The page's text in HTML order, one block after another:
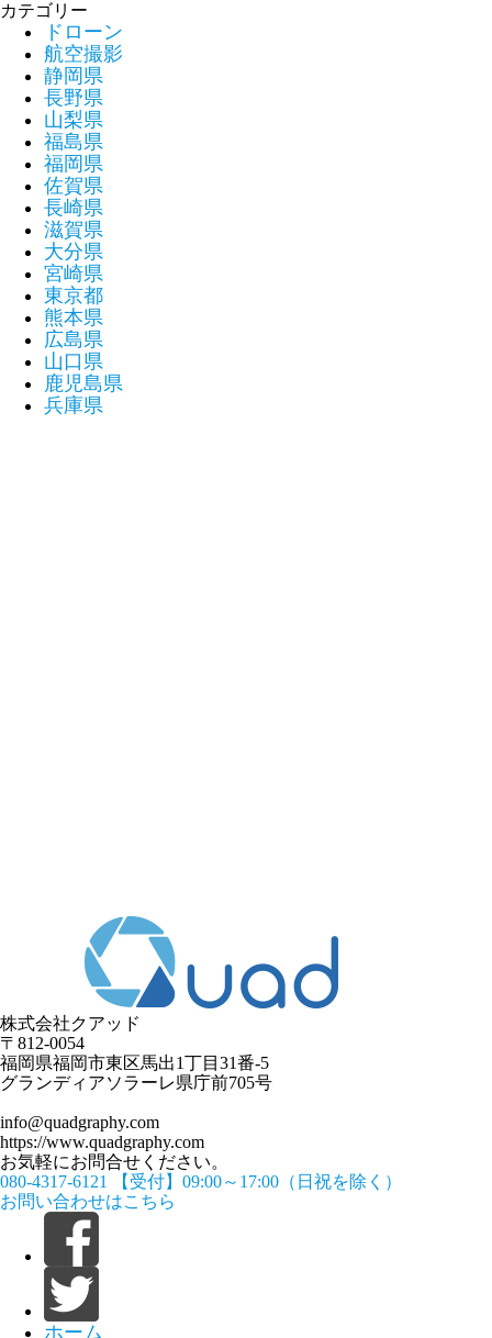
カテゴリー
ドローン
航空撮影
静岡県
長野県
山梨県
福島県
福岡県
佐賀県
長崎県
滋賀県
大分県
宮崎県
東京都
熊本県
広島県
山口県
鹿児島県
兵庫県
株式会社クアッド
〒812-0054
​福岡県福岡市東区馬出1丁目31番-5
グランディアソラーレ県庁前705号
info@quadgraphy.com
https://www.quadgraphy.com
お気軽にお問合せください。
080-4317-6121
【受付】09:00～17:00（日祝を除く）
お問い合わせはこちら
ホーム